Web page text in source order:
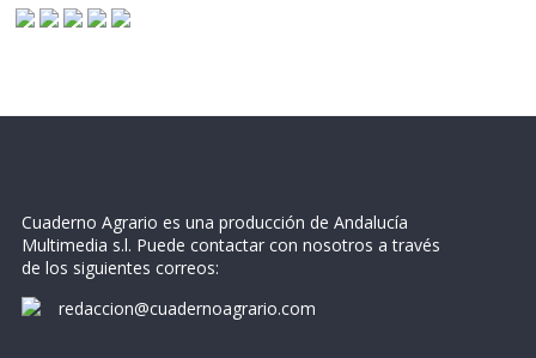
Cuaderno Agrario es una producción de Andalucía
Multimedia s.l. Puede contactar con nosotros a través
de los siguientes correos:
redaccion@cuadernoagrario.com